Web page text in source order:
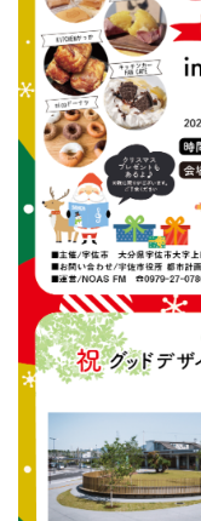
月面調査隊（高校
家族みんなで、ク